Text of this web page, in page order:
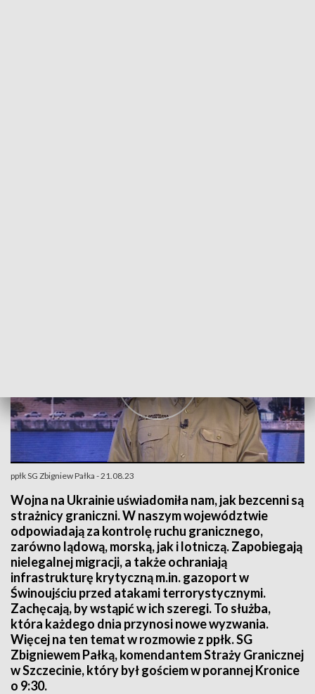
ppłk SG Zbigniew Pałka - 21.08.23
Wojna na Ukrainie uświadomiła nam, jak bezcenni są
strażnicy graniczni. W naszym województwie
odpowiadają za kontrolę ruchu granicznego,
zarówno lądową, morską, jak i lotniczą. Zapobiegają
nielegalnej migracji, a także ochraniają
infrastrukturę krytyczną m.in. gazoport w
Świnoujściu przed atakami terrorystycznymi.
Zachęcają, by wstąpić w ich szeregi. To służba,
która każdego dnia przynosi nowe wyzwania.
Więcej na ten temat w rozmowie z ppłk. SG
Zbigniewem Pałką, komendantem Straży Granicznej
w Szczecinie, który był gościem w porannej Kronice
o 9:30.